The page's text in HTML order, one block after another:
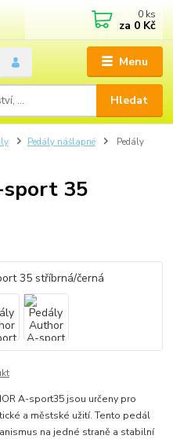
Menu
Hledat
0 ks
za 0 Kč
Pedály nášlapné
Pedály
35
A-sport35 jsou určeny pro
a městské užití. Tento pedál
na jedné straně a stabilní